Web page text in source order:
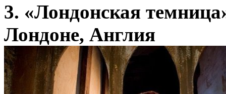
3. «Лондонская
Лондоне, Англия